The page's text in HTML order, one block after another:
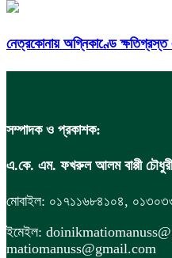
নেত্রকোনায় অগ্নিকাণ্ডে ক্ষতিগ্রস্ত
সম্পাদক ও প্রকাশক:
এ.কে. এম. ফখরুল আলম বাপ্পী চৌধুরী
মোবাইল: ০১৭১১৬৮৪১০৪,
ইমেইল:
matiomanuss@gmail.com